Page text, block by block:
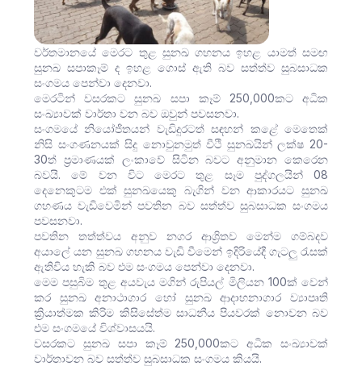
වර්තමානයේ මෙරට තුළ සුනඛ ගහනය ඉහළ යාමත් සමඟ
සුනඛ සපාකෑම් ද ඉහළ ගොස් ඇති බව සත්ත්ව සුබසාධක
සංගමය පෙන්වා දෙනවා.
මෙරටින් වසරකට සුනඛ සපා කෑම් 250,000කට අධික
සංඛ්‍යාවක් වාර්තා වන බව ඔවුන් පවසනවා.
සංගමයේ නියෝජිතයන් වැඩිදුරටත් සඳහන් කළේ මෙතෙක්
නිසි සංගණනයක් සිදු නොවුනමුත් වීථි සුනඛයින් ලක්ෂ 20-
30ත් ප්‍රමාණයක් ලංකාවේ සිටින බවට අනුමාන කෙරෙන
බවයි. මේ වන විට මෙරට තුළ සෑම පුද්ගලයින් 08
දෙනෙකුටම එක් සුනඛයෙකු බැගින් වන ආකාරයට සුනඛ
ගහණය වැඩිවෙමින් පවතින බව සත්ත්ව සුබසාධක සංගමය
පවසනවා.
පවතින තත්ත්වය අනුව නගර ආශ්‍රිතව මෙන්ම ගම්බදව
අයාලේ යන සුනඛ ගහනය වැඩි වීමෙන් ඉදිරියේදී ගැටලු රැසක්
ඇතිවිය හැකි බව එම සංගමය පෙන්වා දෙනවා.
මෙම පසුබිම තුළ අයවැය මගින් රුපියල් මිලියන 100ක් වෙන්
කර සුනඛ අනාථාගාර හෝ සුනඛ ආදාහනාගාර ව්‍යාපෘති
ක්‍රියාත්මක කිරිම කිසිසේත්ම සාධනීය පියවරක් නොවන බව
එම සංගමයේ විශ්වාසයයි.
වසරකට සුනඛ සපා කෑම් 250,000කට අධික සංඛ්‍යාවක්
වාර්තාවන බව සත්ත්ව සුබසාධක සංගමය කියයි.